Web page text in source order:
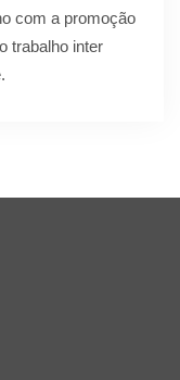
com a promoção
trabalho inter